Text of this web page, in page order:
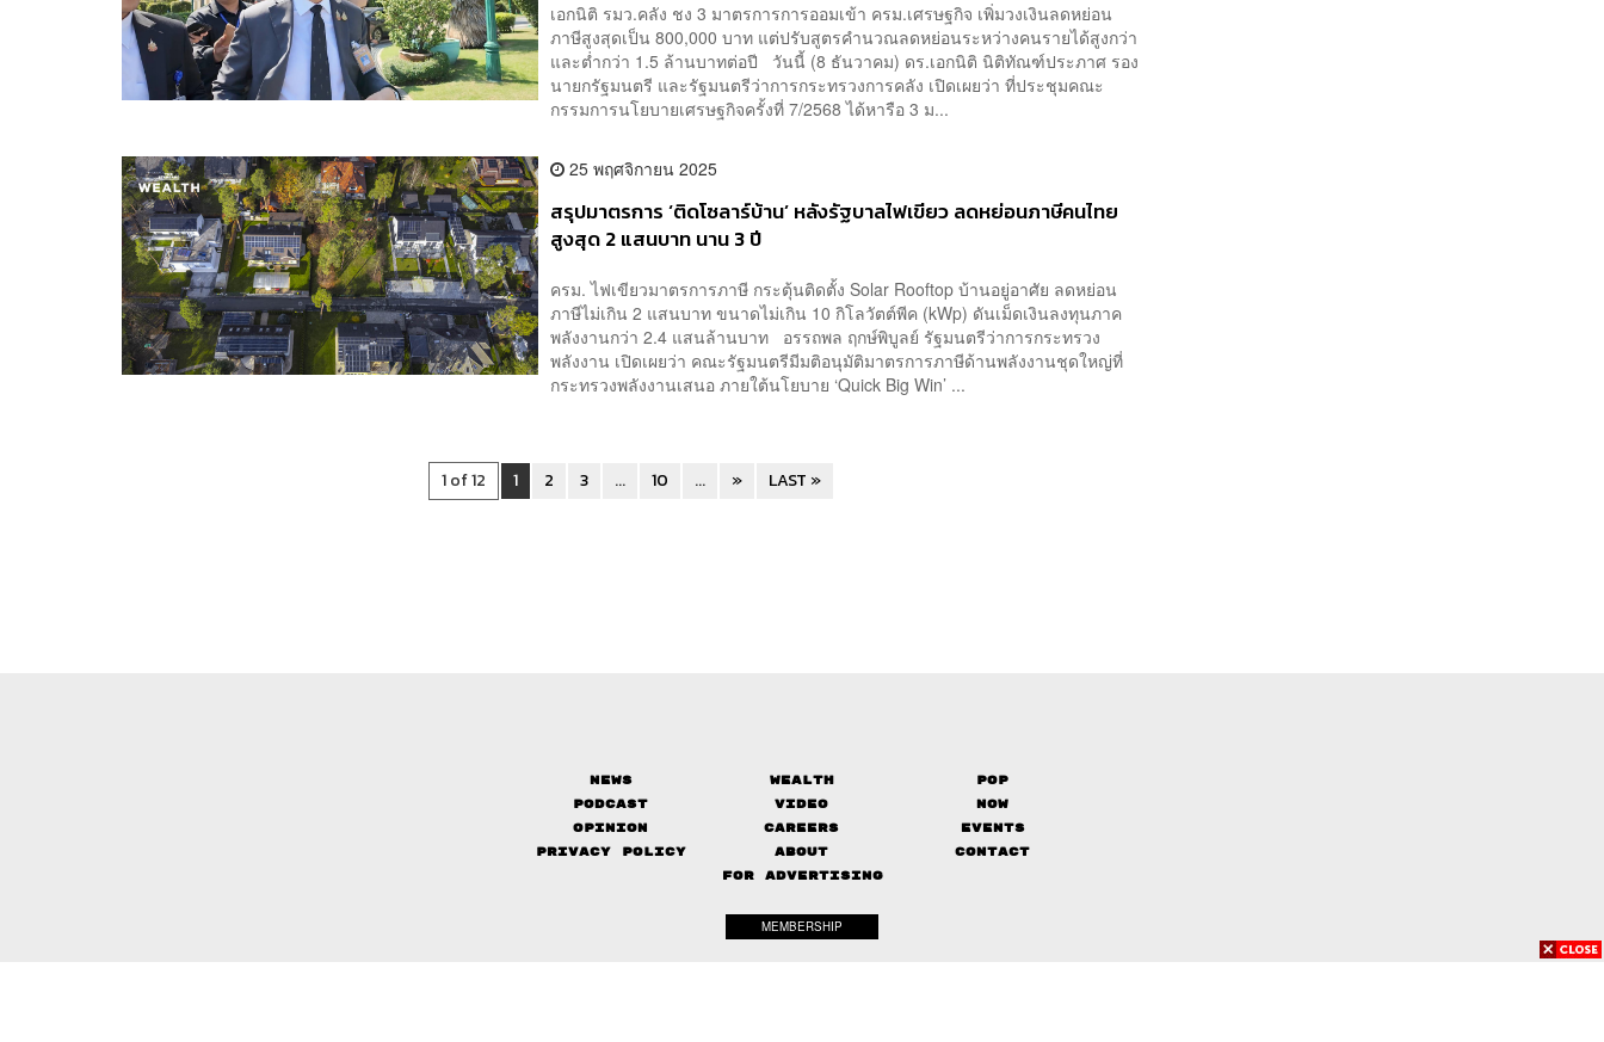
เอกนิติ รมว.คลัง ชง 3 มาตรการการออมเข้า ครม.เศรษฐกิจ เพิ่มวงเงินลดหย่อน
ภาษีสูงสุดเป็น 800,000 บาท แต่ปรับสูตรคำนวณลดหย่อนระหว่างคนรายได้สูงกว่า
และต่ำกว่า 1.5 ล้านบาทต่อปี วันนี้ (8 ธันวาคม) ดร.เอกนิติ นิติทัณฑ์ประภาศ รอง
นายกรัฐมนตรี และรัฐมนตรีว่าการกระทรวงการคลัง เปิดเผยว่า ที่ประชุมคณะ
กรรมการนโยบายเศรษฐกิจครั้งที่ 7/2568 ได้หารือ 3 ม...
25 พฤศจิกายน 2025
สรุปมาตรการ ‘ติดโซลาร์บ้าน’ หลังรัฐบาลไฟเขียว ลดหย่อนภาษีคนไทย
สูงสุด 2 แสนบาท นาน 3 ปี
ครม. ไฟเขียวมาตรการภาษี กระตุ้นติดตั้ง Solar Rooftop บ้านอยู่อาศัย ลดหย่อน
ภาษีไม่เกิน 2 แสนบาท ขนาดไม่เกิน 10 กิโลวัตต์พีค (kWp) ดันเม็ดเงินลงทุนภาค
พลังงานกว่า 2.4 แสนล้านบาท อรรถพล ฤกษ์พิบูลย์ รัฐมนตรีว่าการกระทรวง
พลังงาน เปิดเผยว่า คณะรัฐมนตรีมีมติอนุมัติมาตรการภาษีด้านพลังงานชุดใหญ่ที่
กระทรวงพลังงานเสนอ ภายใต้นโยบาย ‘Quick Big Win’ ...
1 of 12 1 2 3 ... 10 ... » LAST »
News Wealth
Pop
Podcast
Video
Now
Opinion
Careers
Events
Privacy Policy
About
Contact
FOR ADVERTISING
MEMBERSHIP